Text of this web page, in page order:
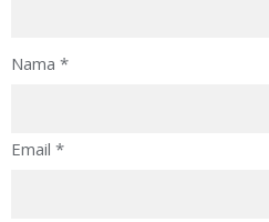
Nama *
Email *